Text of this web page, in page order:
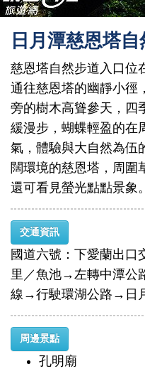
日月潭慈恩塔
慈恩塔自然步道入口位
通往慈恩塔的幽靜小徑
旁的樹木高聳參天，四
緩漫步，蝴蝶輕盈的在
氣，體驗與大自然為伍
闊環境的慈恩塔，周圍
還可看見螢光點點景象。
交通資訊
國道六號：下愛蘭出口
里／魚池→左轉中潭公
線→行駛環湖公路→日
周邊景點
孔明廟